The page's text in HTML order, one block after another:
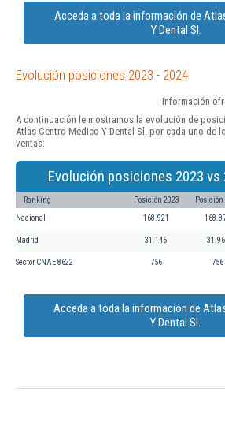
Acceda a toda la información de
Y Dental Sl.
Evolución posiciones 2023 - 2024
Información
A continuación le mostramos la evolución de
Atlas Centro Medico Y Dental Sl. por cada uno de
ventas:
Evolución posiciones 2023 vs
Ranking Posición 2023 Posición
Nacional 168.921
Madrid 31.145
Sector CNAE 8622 756 756
Acceda a toda la información de
Y Dental Sl.